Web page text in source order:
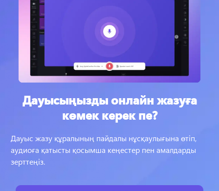
Дауысыңызды онлайн жазуға
көмек керек пе?
Дауыс жазу құралының пайдалы нұсқаулығына өтіп,
аудиоға қатысты қосымша кеңестер пен амалдарды
зерттеңіз.